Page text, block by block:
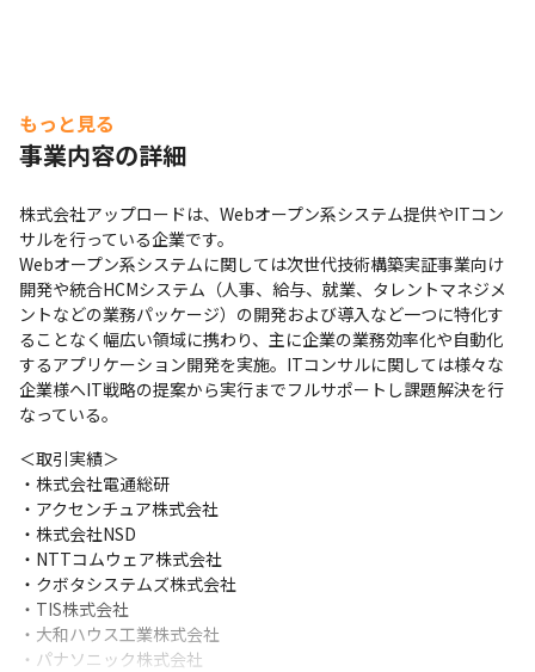
もっと見る
事業内容の詳細
株式会社アップロードは、Webオープン系システム提供やITコン
サルを行っている企業です。
Webオープン系システムに関しては次世代技術構築実証事業向け
開発や統合HCMシステム（人事、給与、就業、タレントマネジメ
ントなどの業務パッケージ）の開発および導入など一つに特化す
ることなく幅広い領域に携わり、主に企業の業務効率化や自動化
するアプリケーション開発を実施。ITコンサルに関しては様々な
企業様へIT戦略の提案から実行までフルサポートし課題解決を行
なっている。
＜取引実績＞
・株式会社電通総研
・アクセンチュア株式会社
・株式会社NSD
・NTTコムウェア株式会社
・クボタシステムズ株式会社
・TIS株式会社
・大和ハウス工業株式会社
・パナソニック株式会社